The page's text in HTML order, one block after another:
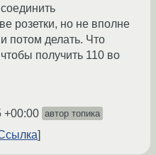
розетки, но не вполне
потом делать. Что
получить 110 во
+00:00 автор топика